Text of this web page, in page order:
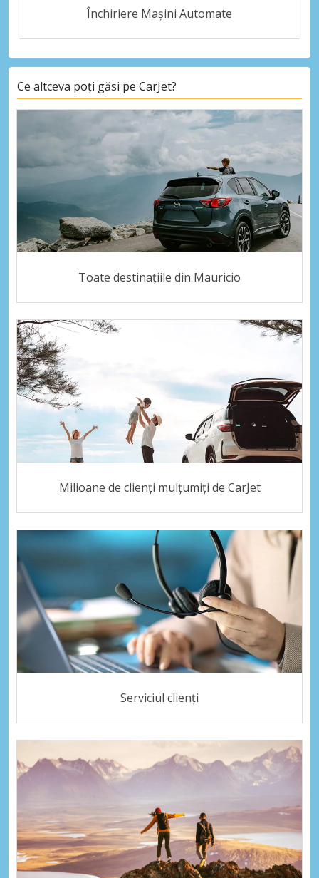
Închiriere Mașini Automate
Ce altceva poți găsi pe CarJet?
Toate destinațiile din Mauricio
Milioane de clienți mulțumiți de CarJet
Serviciul clienți